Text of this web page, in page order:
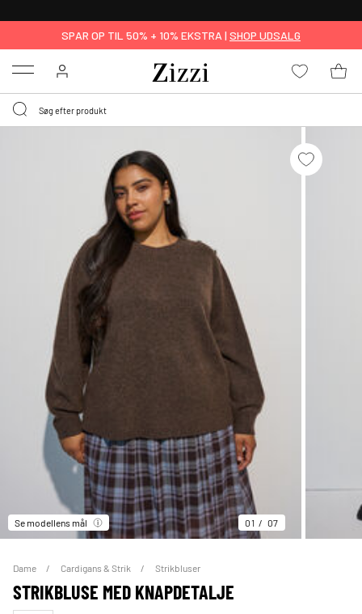
SPAR OP TIL 50% + 10% EKSTRA | SHOP UDSALG
Menu
Se modellens mål 01 07
Dame Cardigans & Strik Strikbluser
STRIKBLUSE MED KNAPDETALJE